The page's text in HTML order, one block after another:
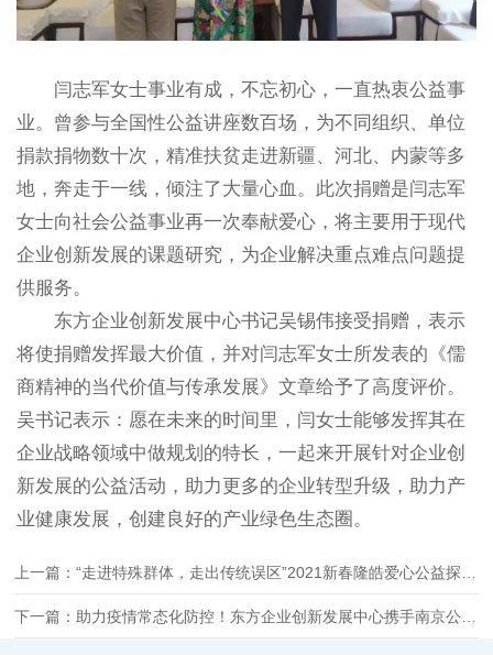
闫志军女士事业有成，不忘初心，一直热衷公益事
业。曾参与全国性公益讲座数百场，为不同组织、单位
捐款捐物数十次，精准扶贫走进新疆、河北、内蒙等多
地，奔走于一线，倾注了大量心血。此次捐赠是闫志军
女士向社会公益事业再一次奉献爱心，将主要用于现代
企业创新发展的课题研究，为企业解决重点难点问题提
供服务。
东方企业创新发展中心书记吴锡伟接受捐赠，表示
将使捐赠发挥最大价值，并对闫志军女士所发表的《儒
商精神的当代价值与传承发展》文章给予了高度评价。
吴书记表示：愿在未来的时间里，闫女士能够发挥其在
企业战略领域中做规划的特长，一起来开展针对企业创
新发展的公益活动，助力更多的企业转型升级，助力产
业健康发展，创建良好的产业绿色生态圈。
上一篇：“走进特殊群体，走出传统误区”2021新春隆皓爱心公益探访行
下一篇：助力疫情常态化防控！东方企业创新发展中心携手南京公安研究院推出“疫扫通”智能健康码核验系统